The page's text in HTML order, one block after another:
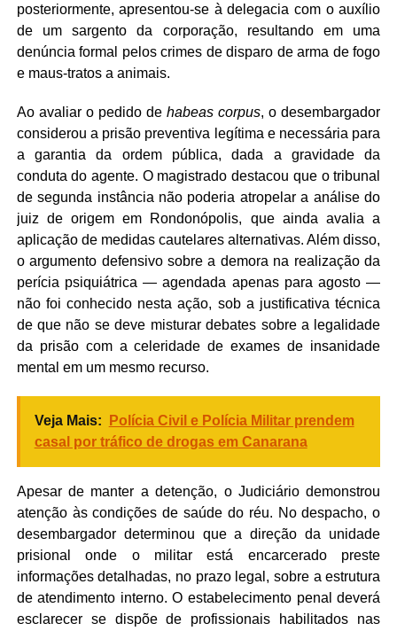
posteriormente, apresentou-se à delegacia com o auxílio
de um sargento da corporação, resultando em uma
denúncia formal pelos crimes de disparo de arma de fogo
e maus-tratos a animais.
Ao avaliar o pedido dehabeas corpus, o desembargador
considerou a prisão preventiva legítima e necessária para
a garantia da ordem pública, dada a gravidade da
conduta do agente. O magistrado destacou que o tribunal
de segunda instância não poderia atropelar a análise do
juiz de origem em Rondonópolis, que ainda avalia a
aplicação de medidas cautelares alternativas. Além disso,
o argumento defensivo sobre a demora na realização da
perícia psiquiátrica — agendada apenas para agosto —
não foi conhecido nesta ação, sob a justificativa técnica
de que não se deve misturar debates sobre a legalidade
da prisão com a celeridade de exames de insanidade
mental em um mesmo recurso.
Veja Mais:
Polícia Civil e Polícia Militar prendem
casal por tráfico de drogas em Canarana
Apesar de manter a detenção, o Judiciário demonstrou
atenção às condições de saúde do réu. No despacho, o
desembargador determinou que a direção da unidade
prisional onde o militar está encarcerado preste
informações detalhadas, no prazo legal, sobre a estrutura
de atendimento interno. O estabelecimento penal deverá
esclarecer se dispõe de profissionais habilitados nas